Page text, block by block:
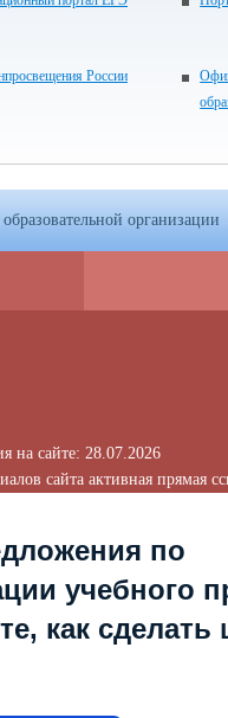
России
организации
на сайте: 28.07.2026
сайта активная прямая
по
учебного
как сделать